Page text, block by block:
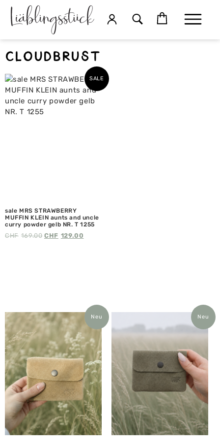
cloudbrust
SALE
sale MRS STRAWBERRY
MUFFIN KLEIN aunts and uncle
curry powder gelb NR. T 1255
CHF 169.00 CHF 129.00
Neu Neu